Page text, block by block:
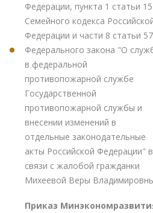
Федерации, пункта 1 статьи
Семейного кодекса
Федерации и части 8 статьи 57
Федерального закона "О
в федеральной
противопожарной службе
Государственной
противопожарной службы и
внесении изменений в
отдельные законодательные
акты Российской Федерации" в
связи с жалобой гражданки
Михеевой Веры
Приказ